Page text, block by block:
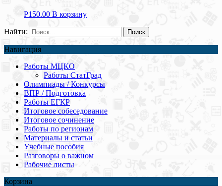
Р150.00 В корзину
Найти:
Навигация
Работы МЦКО
Работы СтатГрад
Олимпиады / Конкурсы
ВПР / Подготовка
Работы ЕГКР
Итоговое собеседование
Итоговое сочинение
Работы по регионам
Материалы и статьи
Учебные пособия
Разговоры о важном
Рабочие листы
Корзина